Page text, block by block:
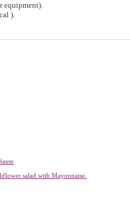
equipment).
).
salad with Mayonnaise.